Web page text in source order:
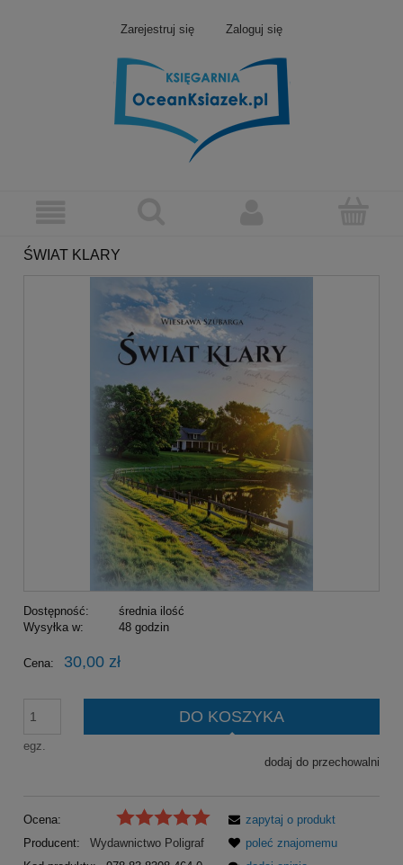
Zarejestruj się Zaloguj się
ŚWIAT KLARY
Dostępność:
średnia ilość
Wysyłka w:
48 godzin
Cena: 30,00 zł
egz.
DO KOSZYKA
dodaj do przechowalni
Ocena:
Producent:
Wydawnictwo Poligraf
zapytaj o produkt
poleć znajomemu